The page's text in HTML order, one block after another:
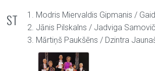
ST
1. Modris Miervaldis Gipmanis /
2. Jānis Pilskalns / Jadviga
3. Mārtiņš Paukšēns / Dzintra